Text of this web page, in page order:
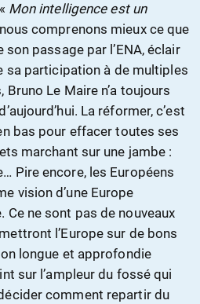
Mon intelligence est un
comprenons mieux ce que
passage par l’ENA, éclair
sa participation à de multiples
Le Maire n’a toujours
La réformer, c’est
bas pour effacer toutes ses
marchant sur une jambe :
Pire encore, les Européens
vision d’une Europe
Ce ne sont pas de nouveaux
l’Europe sur de bons
longue et approfondie
sur l’ampleur du fossé qui
comment repartir du